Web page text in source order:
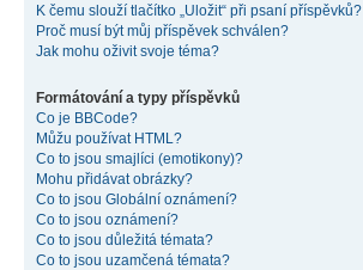
K čemu slouží tlačítko „Uložit“ při psaní příspěvků?
Proč musí být můj příspěvek schválen?
Jak mohu oživit svoje téma?
Formátování a typy příspěvků
Co je BBCode?
Můžu používat HTML?
Co to jsou smajlíci (emotikony)?
Mohu přidávat obrázky?
Co to jsou Globální oznámení?
Co to jsou oznámení?
Co to jsou důležitá témata?
Co to jsou uzamčená témata?